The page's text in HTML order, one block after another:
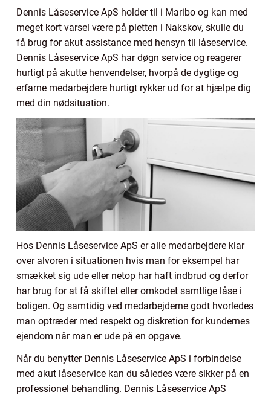
Dennis Låseservice ApS holder til i Maribo og kan med
meget kort varsel være på pletten i Nakskov, skulle du
få brug for akut assistance med hensyn til låseservice.
Dennis Låseservice ApS har døgn service og reagerer
hurtigt på akutte henvendelser, hvorpå de dygtige og
erfarne medarbejdere hurtigt rykker ud for at hjælpe dig
med din nødsituation.
Hos Dennis Låseservice ApS er alle medarbejdere klar
over alvoren i situationen hvis man for eksempel har
smækket sig ude eller netop har haft indbrud og derfor
har brug for at få skiftet eller omkodet samtlige låse i
boligen. Og samtidig ved medarbejderne godt hvorledes
man optræder med respekt og diskretion for kundernes
ejendom når man er ude på en opgave.
Når du benytter Dennis Låseservice ApS i forbindelse
med akut låseservice kan du således være sikker på en
professionel behandling. Dennis Låseservice ApS